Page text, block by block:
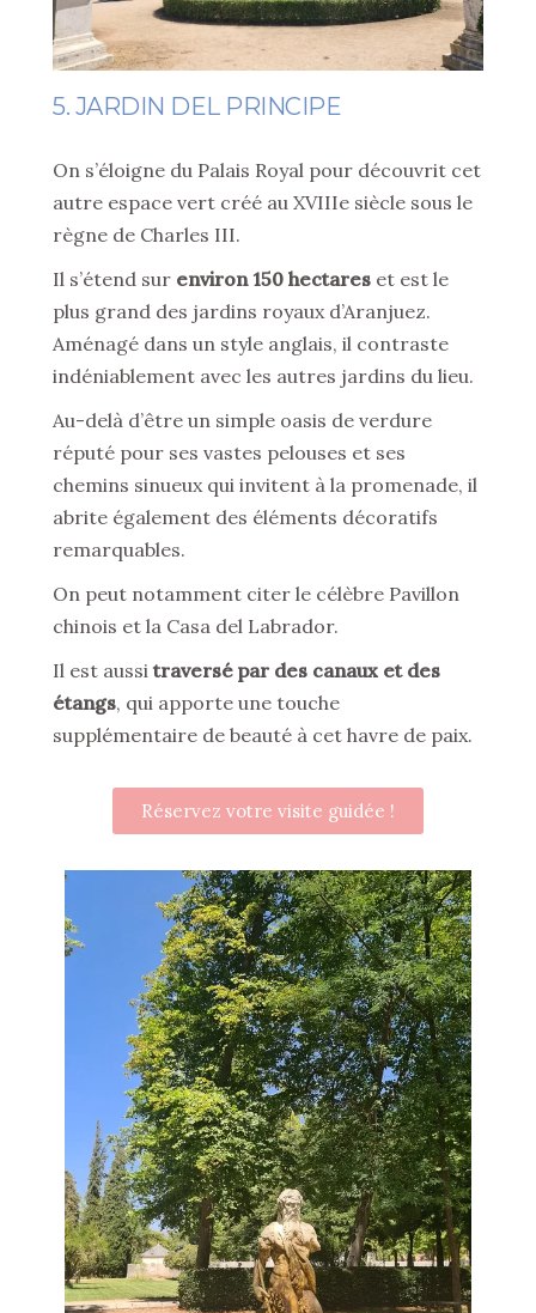
5. JARDIN DEL PRINCIPE
On s’éloigne du Palais Royal pour découvrit cet
autre espace vert créé au XVIIIe siècle sous le
règne de Charles III.
Il s’étend sur environ 150 hectares et est le
plus grand des jardins royaux d’Aranjuez.
Aménagé dans un style anglais, il contraste
indéniablement avec les autres jardins du lieu.
Au-delà d’être un simple oasis de verdure
réputé pour ses vastes pelouses et ses
chemins sinueux qui invitent à la promenade, il
abrite également des éléments décoratifs
remarquables.
On peut notamment citer le célèbre Pavillon
chinois et la Casa del Labrador.
Il est aussi traversé par des canaux et des
étangs, qui apporte une touche
supplémentaire de beauté à cet havre de paix.
Réservez votre visite guidée !